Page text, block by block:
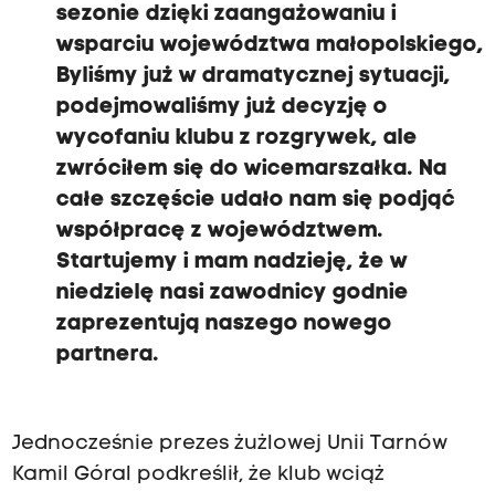
sezonie dzięki zaangażowaniu i
wsparciu województwa małopolskiego,
Byliśmy już w dramatycznej sytuacji,
podejmowaliśmy już decyzję o
wycofaniu klubu z rozgrywek, ale
zwróciłem się do wicemarszałka. Na
całe szczęście udało nam się podjąć
współpracę z województwem.
Startujemy i mam nadzieję, że w
niedzielę nasi zawodnicy godnie
zaprezentują naszego nowego
partnera.
Jednocześnie prezes żużlowej Unii Tarnów
Kamil Góral podkreślił, że klub wciąż